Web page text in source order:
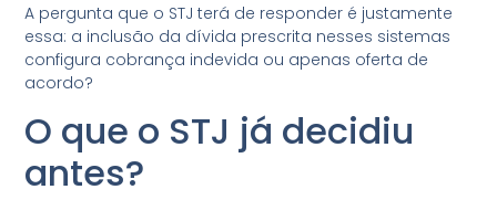
A pergunta que o STJ terá de responder é justamente
essa: a inclusão da dívida prescrita nesses sistemas
configura cobrança indevida ou apenas oferta de
acordo?
O que o STJ já decidiu
antes?